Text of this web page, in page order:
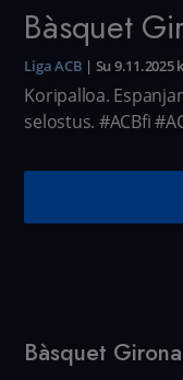
Bàsquet
Liga ACB | Su 9.11.2025
Koripalloa.
selostus. #ACBfi
Bàsquet Girona